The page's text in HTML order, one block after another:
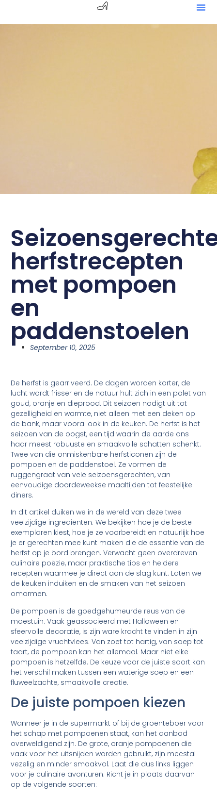
herfstrecepten
met pompoen
en
paddenstoelen
September 10, 2025
De herfst is gearriveerd. De dagen worden korter, de
lucht wordt frisser en de natuur hult zich in een palet van
goud, oranje en dieprood. Dit seizoen nodigt uit tot
gezelligheid en warmte, niet alleen met een deken op
de bank, maar vooral ook in de keuken. De herfst is het
seizoen van de oogst, een tijd waarin de aarde ons
haar meest robuuste en smaakvolle schatten schenkt.
Twee van die onmiskenbare herfsticonen zijn de
pompoen en de paddenstoel. Ze vormen de
ruggengraat van vele seizoensgerechten, van
eenvoudige doordeweekse maaltijden tot feestelijke
diners.
In dit artikel duiken we in de wereld van deze twee
veelzijdige ingrediënten. We bekijken hoe je de beste
exemplaren kiest, hoe je ze voorbereidt en natuurlijk hoe
je er gerechten mee kunt maken die de essentie van de
herfst op je bord brengen. Verwacht geen overdreven
culinaire poëzie, maar praktische tips en heldere
recepten waarmee je direct aan de slag kunt. Laten we
de keuken induiken en de smaken van het seizoen
omarmen.
De pompoen is de goedgehumeurde reus van de
moestuin. Vaak geassocieerd met Halloween en
sfeervolle decoratie, is zijn ware kracht te vinden in zijn
veelzijdige vruchtvlees. Van zoet tot hartig, van soep tot
taart, de pompoen kan het allemaal. Maar niet elke
pompoen is hetzelfde. De keuze voor de juiste soort kan
het verschil maken tussen een waterige soep en een
fluweelzachte, smaakvolle creatie.
De juiste pompoen kiezen
Wanneer je in de supermarkt of bij de groenteboer voor
het schap met pompoenen staat, kan het aanbod
overweldigend zijn. De grote, oranje pompoenen die
vaak voor het uitsnijden worden gebruikt, zijn meestal
vezelig en minder smaakvol. Laat die dus links liggen
voor je culinaire avonturen. Richt je in plaats daarvan
op de volgende soorten: